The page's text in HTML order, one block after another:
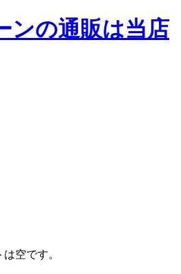
ンの通販は当店
空です。